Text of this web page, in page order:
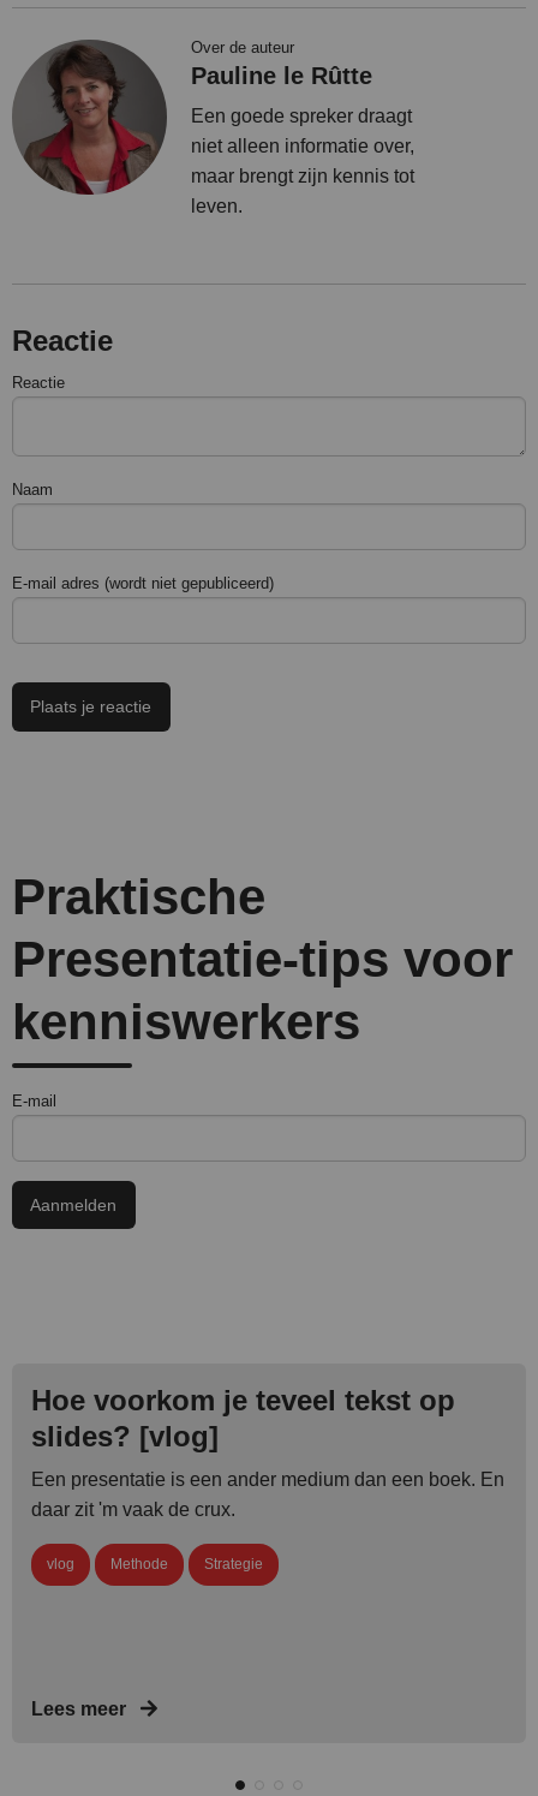
Over de auteur
Pauline le Rûtte
Een goede spreker draagt
niet alleen informatie over,
maar brengt zijn kennis tot
leven.
Reactie
Reactie
Naam
E-mail adres (wordt niet gepubliceerd)
Praktische
Presentatie-tips voor
kenniswerkers
E-mail
Hoe voorkom je teveel tekst op
slides? [vlog]
Een presentatie is een ander medium dan een boek. En
daar zit 'm vaak de crux.
vlog Methode Strategie
Lees meer